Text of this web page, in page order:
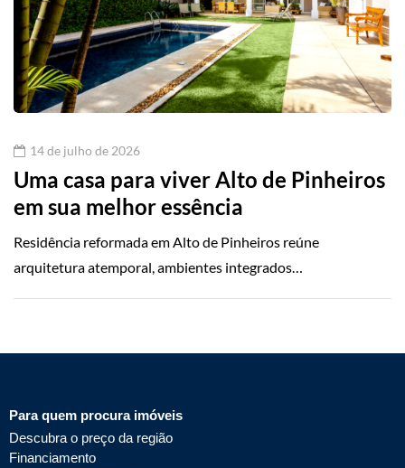
14 de julho de 2026
Uma casa para viver Alto de Pinheiros
em sua melhor essência
Residência reformada em Alto de Pinheiros reúne
arquitetura atemporal, ambientes integrados…
Para quem procura imóveis
Descubra o preço da região
Financiamento